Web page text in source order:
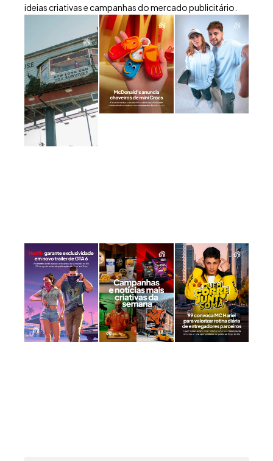
ideias criativas e campanhas do mercado publicitário.